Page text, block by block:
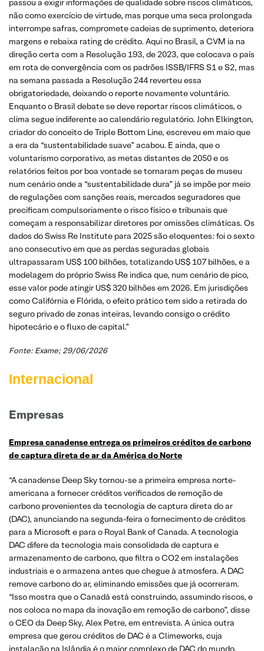
passou a exigir informações de qualidade sobre riscos climáticos,
não como exercício de virtude, mas porque uma seca prolongada
interrompe safras, compromete cadeias de suprimento, deteriora
margens e rebaixa rating de crédito. Aqui no Brasil, a CVM ia na
direção certa com a Resolução 193, de 2023, que colocava o país
em rota de convergência com os padrões ISSB/IFRS S1 e S2, mas
na semana passada a Resolução 244 reverteu essa
obrigatoriedade, deixando o reporte novamente voluntário.
Enquanto o Brasil debate se deve reportar riscos climáticos, o
clima segue indiferente ao calendário regulatório. John Elkington,
criador do conceito de Triple Bottom Line, escreveu em maio que
a era da “sustentabilidade suave” acabou. E ainda, que o
voluntarismo corporativo, as metas distantes de 2050 e os
relatórios feitos por boa vontade se tornaram peças de museu
num cenário onde a “sustentabilidade dura” já se impõe por meio
de regulações com sanções reais, mercados seguradores que
precificam compulsoriamente o risco físico e tribunais que
começam a responsabilizar diretores por omissões climáticas. Os
dados do Swiss Re Institute para 2025 são eloquentes: foi o sexto
ano consecutivo em que as perdas seguradas globais
ultrapassaram US$ 100 bilhões, totalizando US$ 107 bilhões, e a
modelagem do próprio Swiss Re indica que, num cenário de pico,
esse valor pode atingir US$ 320 bilhões em 2026. Em jurisdições
como Califórnia e Flórida, o efeito prático tem sido a retirada do
seguro privado de zonas inteiras, levando consigo o crédito
hipotecário e o fluxo de capital.”
Fonte: Exame; 29/06/2026
Internacional
Empresas
Empresa canadense entrega os primeiros créditos de carbono
de captura direta de ar da América do Norte
“A canadense Deep Sky tornou-se a primeira empresa norte-
americana a fornecer créditos verificados de remoção de
carbono provenientes da tecnologia de captura direta do ar
(DAC), anunciando na segunda-feira o fornecimento de créditos
para a Microsoft e para o Royal Bank of Canada. A tecnologia
DAC difere da tecnologia mais consolidada de captura e
armazenamento de carbono, que filtra o CO2 em instalações
industriais e o armazena antes que chegue à atmosfera. A DAC
remove carbono do ar, eliminando emissões que já ocorreram.
“Isso mostra que o Canadá está construindo, assumindo riscos, e
nos coloca no mapa da inovação em remoção de carbono”, disse
o CEO da Deep Sky, Alex Petre, em entrevista. A única outra
empresa que gerou créditos de DAC é a Climeworks, cuja
instalação na Islândia é o maior complexo de DAC do mundo.